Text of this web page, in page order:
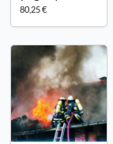
80,25 €